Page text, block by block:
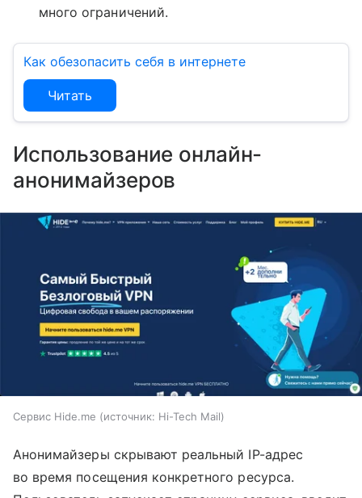
много ограничений.
Как обезопасить себя в интернете
Читать
Использование онлайн-
анонимайзеров
Сервис Hide.me источник: Hi-Tech Mail
Анонимайзеры скрывают реальный IP-адрес
во время посещения конкретного ресурса.